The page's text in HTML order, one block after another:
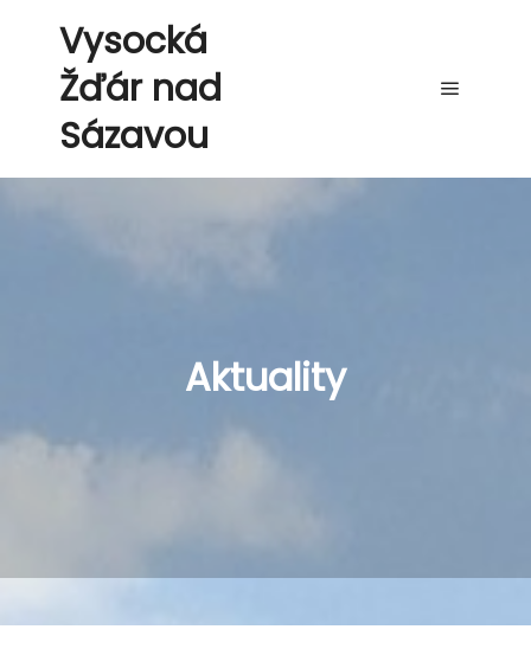
Vysocká
Žďár nad
Sázavou
Aktuality